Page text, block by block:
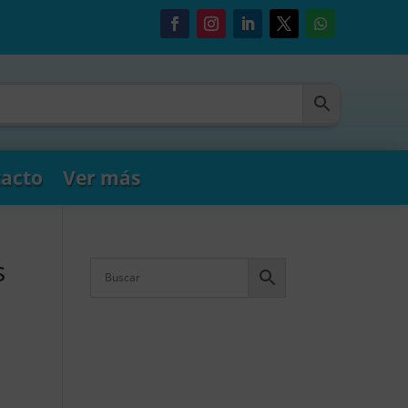
Ver más